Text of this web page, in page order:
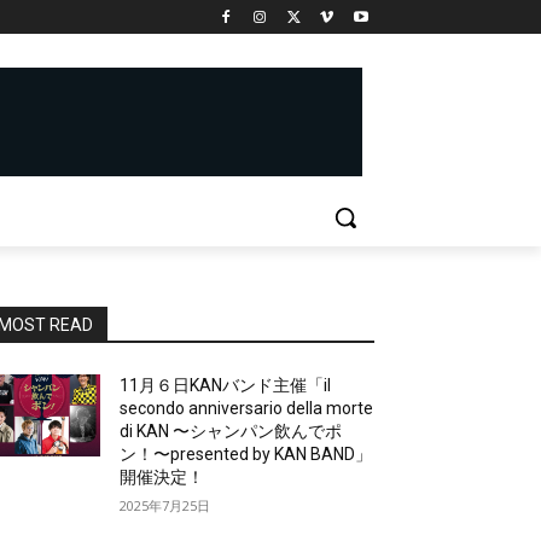
READ
11月６日KANバンド主催「il
secondo anniversario della morte
di KAN 〜シャンパン飲んでポ
ン！〜presented by KAN BAND」
開催決定！
2025年7月25日